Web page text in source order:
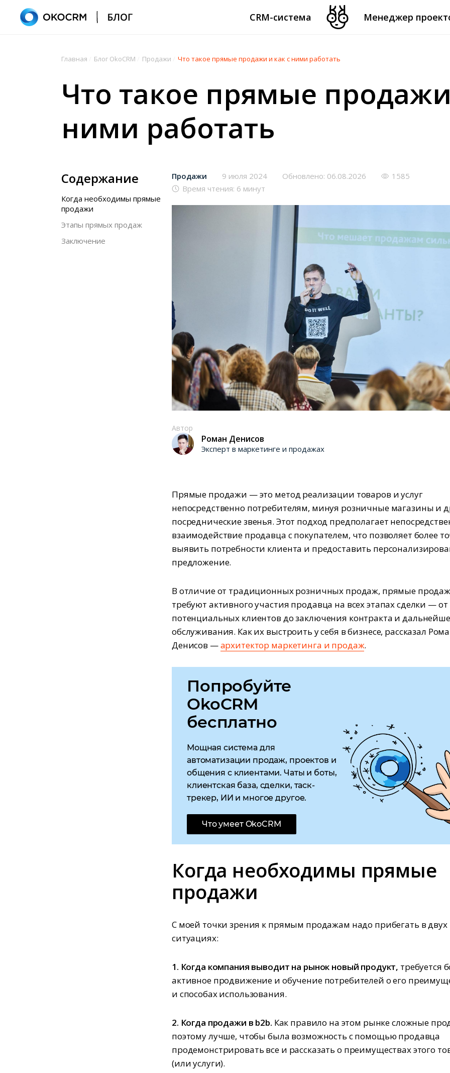
CRM-система Менеджер
Главная Блог OkoCRM Продажи Что такое прямые продажи и как с ними работать
Что такое прямые
ними работать
Содержание
Когда необходимы прямые
продажи
Этапы прямых продаж
Заключение
Продажи 9 июля 2024 Обновлено: 06.08.2026
1585
Время чтения: 6 минут
Автор
Роман Денисов
Эксперт в маркетинге и продажах
Прямые продажи — это метод реализации товаров и услуг
непосредственно потребителям, минуя розничные магазины и
посреднические звенья. Этот подход предполагает
взаимодействие продавца с покупателем, что позволяет более
выявить потребности клиента и предоставить
предложение.
В отличие от традиционных розничных продаж, прямые
требуют активного участия продавца на всех этапах сделки —
потенциальных клиентов до заключения контракта и
обслуживания. Как их выстроить у себя в бизнесе, рассказал
Денисов —архитектор маркетинга и продаж.
Попробуйте
OkoCRM
бесплатно
Мощная система для
автоматизации продаж, проектов и
общения с клиентами. Чаты и боты,
клиентская база, сделки, таск-
трекер, ИИ и многое другое.
Что умеет OkoCRM
Когда необходимы прямые
продажи
С моей точки зрения к прямым продажам надо прибегать в двух
ситуациях:
1. Когда компания выводит на рынок новый продукт, требуется
активное продвижение и обучение потребителей о его
и способах использования.
2. Когда продажи в b2b. Как правило на этом рынке сложные
поэтому лучше, чтобы была возможность с помощью продавца
продемонстрировать все и рассказать о преимуществах этого
(или услуги).